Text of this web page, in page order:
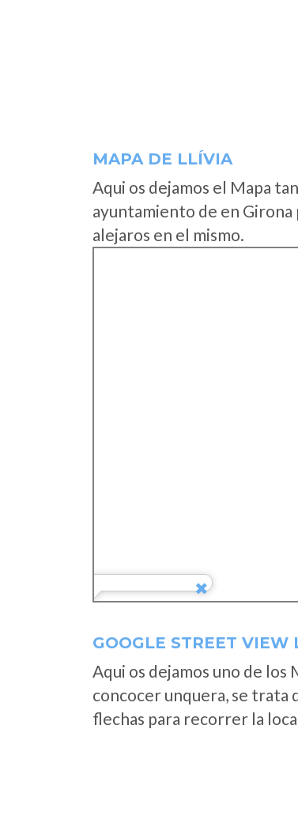
MAPA DE LLÍVIA
Aqui os dejamos el Mapa
ayuntamiento de en Girona
alejaros en el mismo.
GOOGLE STREET
Aqui os dejamos uno de los
concocer unquera, se trata
flechas para recorrer la